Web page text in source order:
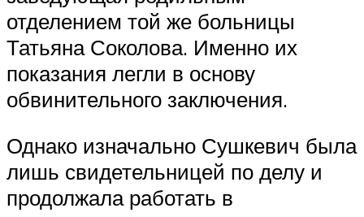
отделением той же больницы
Татьяна Соколова. Именно их
показания легли в основу
обвинительного заключения.
Однако изначально Сушкевич была
лишь свидетельницей по делу и
продолжала работать в